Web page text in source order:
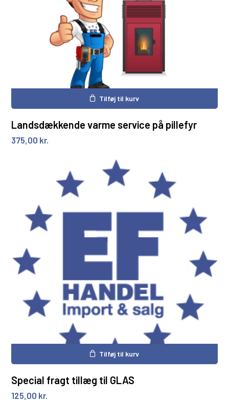
Tilføj til kurv
Landsdækkende varme service på pillefyr
375,00 kr.
Tilføj til kurv
Special fragt tillæg til GLAS
125,00 kr.